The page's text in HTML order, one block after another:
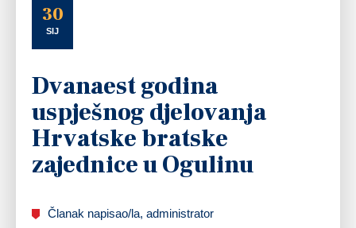
30
SIJ
Dvanaest godina
uspješnog djelovanja
Hrvatske bratske
zajednice u Ogulinu
Članak napisao/la, administrator